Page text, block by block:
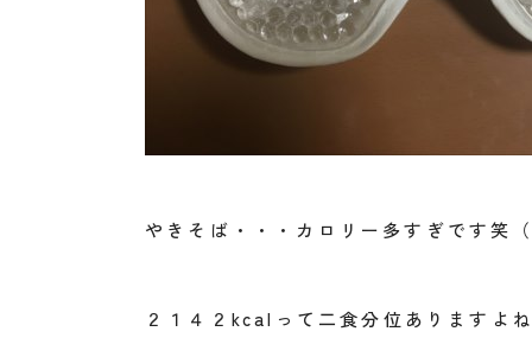
やきそば・・・カロリー多すぎです笑
２１４２kcalって二食分位ありますよ